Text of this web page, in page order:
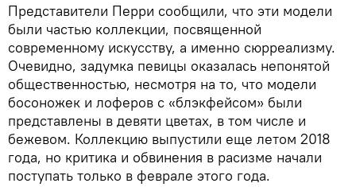
Представители Перри сообщили, что эти модели
были частью коллекции, посвященной
современному искусству, а именно сюрреализму.
Очевидно, задумка певицы оказалась непонятой
общественностью, несмотря на то, что модели
босоножек и лоферов с «блэкфейсом» были
представлены в девяти цветах, в том числе и
бежевом. Коллекцию выпустили еще летом 2018
года, но критика и обвинения в расизме начали
поступать только в феврале этого года.